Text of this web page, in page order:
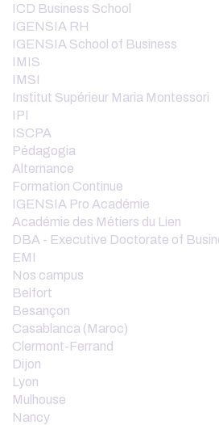
ICD Business School
IGENSIA RH
IGENSIA School of Business
IMIS
IMSI
Institut Supérieur Maria Montessori
IPI
ISCPA
Pédagogia
Alternance
Formation Continue
IGENSIA Pro Académie
Académie des Métiers du Lien
DBA - Executive Doctorate of
EMI
Nos campus
Belfort
Besançon
Casablanca (Maroc)
Clermont-Ferrand
Dijon
Lyon
Mulhouse
Nancy